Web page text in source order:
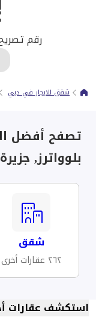
رقم
شقق للايجار في دبي
تصفح أفضل
بلوواترز,
شقق
٢٦٢ عقارات أخرى
استكشف عقارات